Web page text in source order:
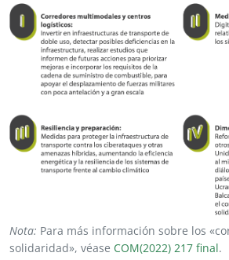
Nota: Para más información sobre los
solidaridad», véase COM(2022) 217 final.